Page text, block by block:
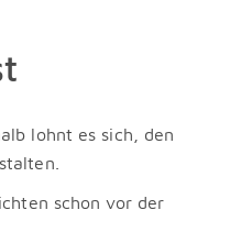
lohnt es sich, den
schon vor der